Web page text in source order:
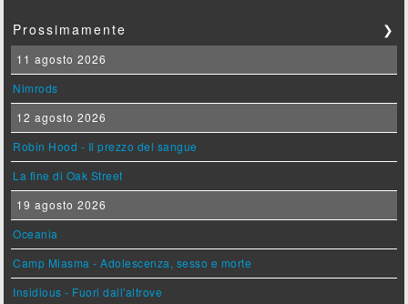
Prossimamente ❯
11 agosto 2026
Nimrods
12 agosto 2026
Robin Hood - Il prezzo del sangue
La fine di Oak Street
19 agosto 2026
Oceania
Camp Miasma - Adolescenza, sesso e morte
Insidious - Fuori dall'altrove